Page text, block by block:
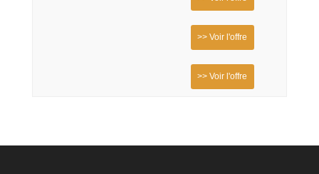
>> Voir l'offre
>> Voir l'offre